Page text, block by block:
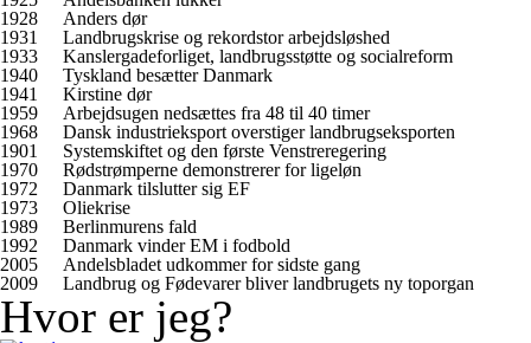
1928
Anders dør
1931
Landbrugskrise og rekordstor arbejdsløshed
1933
Kanslergadeforliget, landbrugsstøtte og socialreform
1940
Tyskland besætter Danmark
1941
Kirstine dør
1959
Arbejdsugen nedsættes fra 48 til 40 timer
1968
Dansk industrieksport overstiger landbrugseksporten
1901
Systemskiftet og den første Venstreregering
1970
Rødstrømperne demonstrerer for ligeløn
1972
Danmark tilslutter sig EF
1973
Oliekrise
1989
Berlinmurens fald
1992
Danmark vinder EM i fodbold
2005
Andelsbladet udkommer for sidste gang
2009
Landbrug og Fødevarer bliver landbrugets ny toporgan
Hvor er jeg?